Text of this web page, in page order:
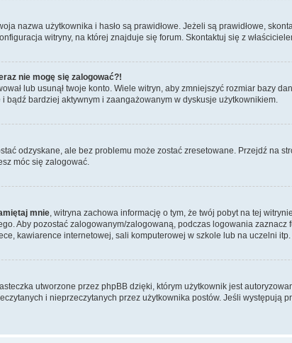
nazwa użytkownika i hasło są prawidłowe. Jeżeli są prawidłowe,
witryny, na której znajduje się forum. Skontaktuj się z
nie mogę się zalogować?!
lub usunął twoje konto. Wiele witryn, aby zmniejszyć rozmiar bazy
bądź bardziej aktywnym i zaangażowanym w dyskusje użytkownikiem.
odzyskane, ale bez problemu może zostać zresetowane. Przejdź na
móc się zalogować.
mnie , witryna zachowa informację o tym, że twój pobyt na tej
Aby pozostać zalogowanym/zalogowaną, podczas logowania zaznacz
kawiarence internetowej, sali komputerowej w szkole lub na uczelni
utworzone przez phpBB dzięki, którym użytkownik jest
i nieprzeczytanych przez użytkownika postów. Jeśli